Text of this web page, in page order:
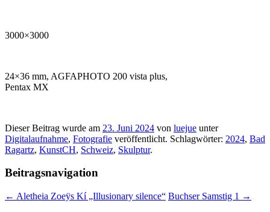
3000×3000
24×36 mm, AGFAPHOTO 200 vista plus,
Pentax MX
Dieser Beitrag wurde am 23. Juni 2024 von luejue unter
Digitalaufnahme, Fotografie veröffentlicht. Schlagwörter: 2024, Bad
Ragartz, KunstCH, Schweiz, Skulptur.
Beitragsnavigation
← Aletheia Zoeÿs Kí „Illusionary silence“ Buchser Samstig 1 →